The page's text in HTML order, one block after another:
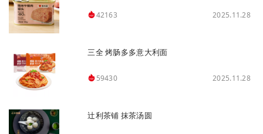
42163 2025.11.28
三全 烤肠多多意大利面
59430 2025.11.28
辻利茶铺 抹茶汤圆